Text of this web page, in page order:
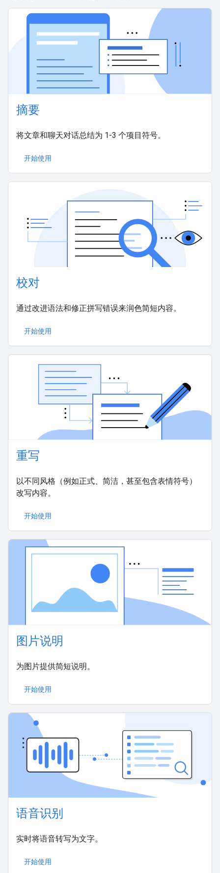
摘要
将文章和聊天对话总结为 1-3 个项目符号。
开始使用
校对
通过改进语法和修正拼写错误来润色简短内容。
开始使用
重写
以不同风格（例如正式、简洁，甚至包含表情符号）
改写内容。
开始使用
图片说明
为图片提供简短说明。
开始使用
语音识别
实时将语音转写为文字。
开始使用